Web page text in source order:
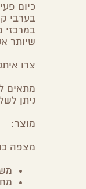
כיום
בערבי
במרכזי
שיותר
צרו
מתאים
ניתן
מוצר:
מצפה
מחיר: